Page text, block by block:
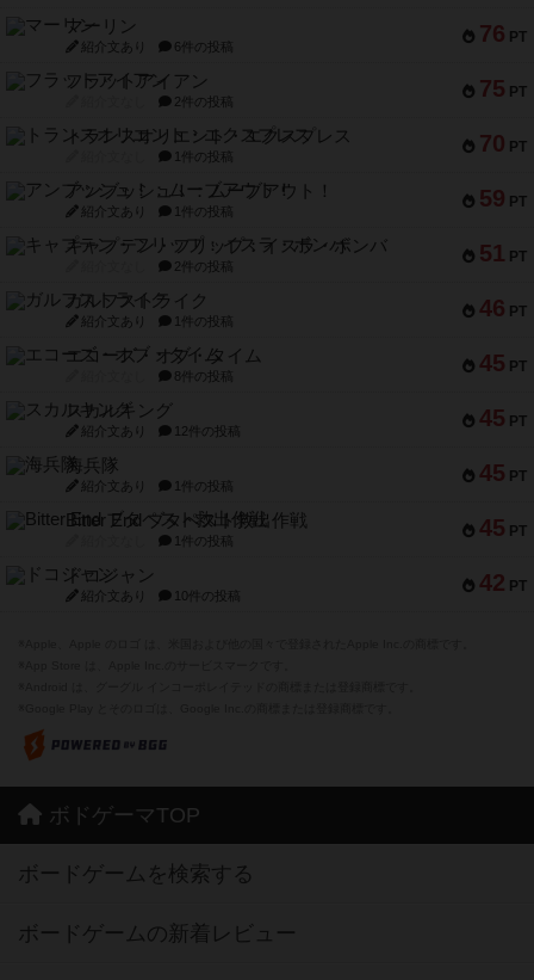
76 PT
マーリン
紹介文あり 6件の投稿
75 PT
フラットアイアン
2件の投稿
70 PT
トランスオリエント・エクスプレス
1件の投稿
59 PT
アンブッシュ！：ムーブアウト！
紹介文あり 1件の投稿
51 PT
キャプテン・フリップ：イスラ・ボンバ
2件の投稿
46 PT
ガルフストライク
紹介文あり 1件の投稿
45 PT
エコーズ・オブ・タイム
8件の投稿
45 PT
スカルキング
紹介文あり 12件の投稿
45 PT
海兵隊
紹介文あり 1件の投稿
45 PT
Bitter End ブタペスト救出作戦
1件の投稿
42 PT
ドコジャン
紹介文あり 10件の投稿
ボドゲーマTOP
ボードゲームを検索する
ボードゲームの新着レビュー